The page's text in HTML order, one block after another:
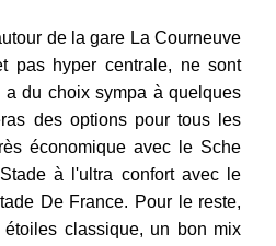
de la gare La Courneuve
pas hyper centrale, ne sont
du choix sympa à quelques
des options pour tous les
économique avec le Sche
à l'ultra confort avec le
De France. Pour le reste,
classique, un bon mix